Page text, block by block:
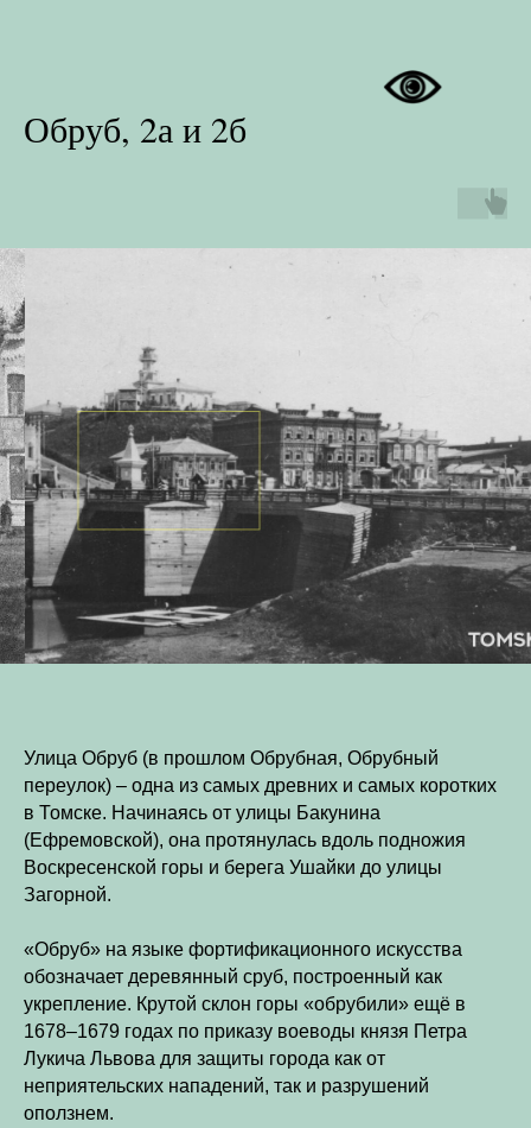
Обруб, 2а и 2б
Улица Обруб (в прошлом Обрубная, Обрубный
переулок) – одна из самых древних и самых коротких
в Томске. Начинаясь от улицы Бакунина
(Ефремовской), она протянулась вдоль подножия
Воскресенской горы и берега Ушайки до улицы
Загорной.
«Обруб» на языке фортификационного искусства
обозначает деревянный сруб, построенный как
укрепление. Крутой склон горы «обрубили» ещё в
1678–1679 годах по приказу воеводы князя Петра
Лукича Львова для защиты города как от
неприятельских нападений, так и разрушений
оползнем.